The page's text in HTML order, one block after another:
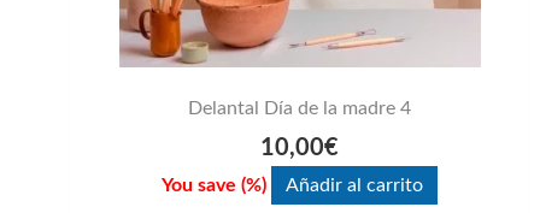
Delantal Día de la madre 4
10,00€
You save (%) Añadir al carrito